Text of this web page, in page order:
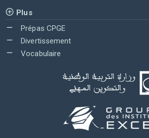
Plus
Prépas CPGE
Divertissement
Vocabulaire